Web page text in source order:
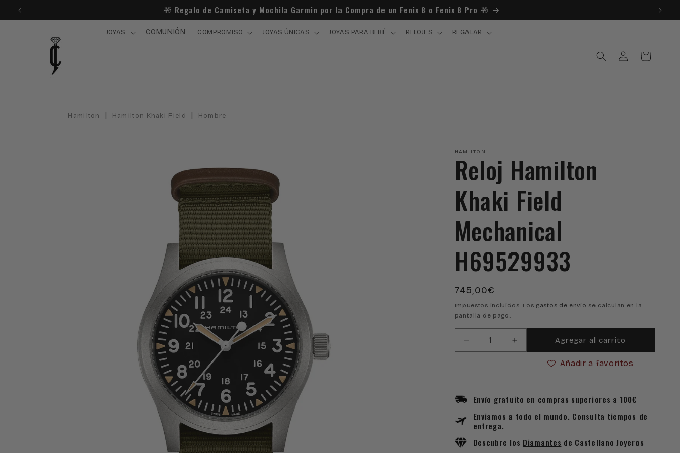
directamente
al contenido
🎁​ Regalo de Camiseta y Mochila Garmin por la Compra de un Fenix 8 o Fenix 8 Pro 🎁​
JOYAS COMUNIÓN COMPROMISO JOYAS ÚNICAS JOYAS PARA BEBÉ RELOJES REGALAR
Iniciar
sesión
Carrito
Hamilton | Hamilton Khaki Field | Hombre
HAMILTON
Reloj Hamilton
Khaki Field
Mechanical
H69529933
Precio
habitual
745,00€
Impuestos incluidos. Los gastos de envío se calculan en la
pantalla de pago.
Reducir
cantidad
Khaki
Mechanical
H69529933
Aumentar
cantidad
Khaki
Mechanical
Agregar al carrito
Añadir a favoritos
Envío gratuito en compras superiores a 100€
Enviamos a todo el mundo. Consulta tiempos de
entrega.
Descubre los Diamantes de Castellano Joyeros